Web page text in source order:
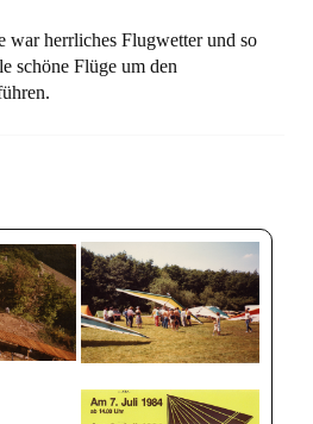
war herrliches Flugwetter und so
schöne Flüge um den